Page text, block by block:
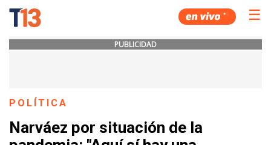
☰
PUBLICIDAD
POLÍTICA
Narváez por situación de la